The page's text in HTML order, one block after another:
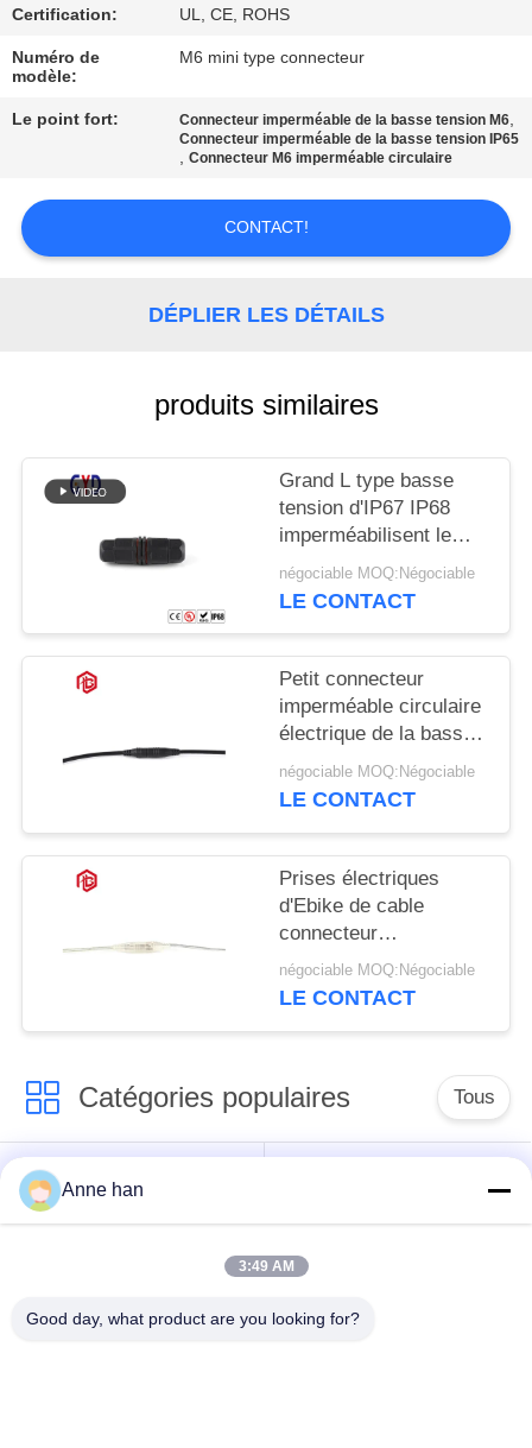
PLAN
DU
SITE
PRIVACY
POLICY
Certification: UL, CE, ROHS
Numéro de
modèle:
M6 mini type connecteur
Le point fort: Connecteur imperméable de la basse tension M6,
Connecteur imperméable de la basse tension IP65
,Connecteur M6 imperméable circulaire
CONTACT!
DÉPLIER LES DÉTAILS
produits similaires
Grand L type basse
tension d'IP67 IP68
imperméabilisent le
connecteur 2 Pin 3 4
négociable MOQ:Négociable
LE CONTACT
Petit connecteur
imperméable circulaire
électrique de la basse
tension M6
négociable MOQ:Négociable
LE CONTACT
Prises électriques
d'Ebike de cable
connecteur
imperméable de la
basse tension M6
négociable MOQ:Négociable
LE CONTACT
Catégories populaires Tous
Connecteur circulaire
imperméable
basse tension
imperméable de
Support de la lampe
Anne han
3:49 AM
Good day, what product are you looking for?